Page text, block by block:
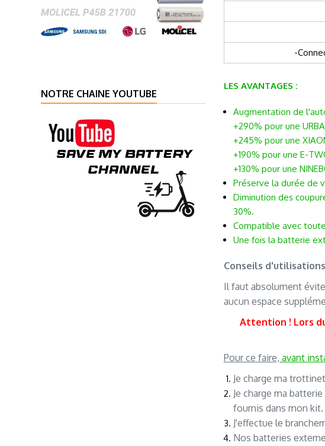
NOTRE CHAINE YOUTUBE
-
LES AVANTAGES :
Augmentation de
+290% pour une
+245% pour une
+190% pour une E-
+130% pour une
Préserve la durée de
Diminution des
30%.
Compatible avec
Une fois la batterie
Conseils
Il faut absolument
aucun espace
Attention ! Lors
Pour ce faire, avant
Je charge ma
Je charge ma
fournis dans mon kit.
J'effectue le
Nos batteries